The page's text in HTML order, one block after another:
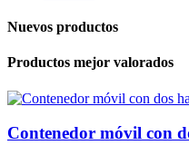
Nuevos productos
Productos mejor valorados
Contenedor móvil con